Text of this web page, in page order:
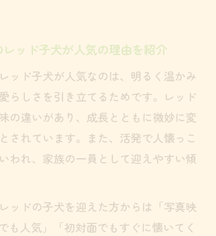
レッド子犬が人気の理由を紹介
ッド子犬が人気なのは、明るく温かみ
らしさを引き立てるためです。レッド
の違いがあり、成長とともに微妙に変
されています。また、活発で人懐っこ
われ、家族の一員として迎えやすい傾
ッドの子犬を迎えた方からは「写真映
も人気」「初対面でもすぐに懐いてく